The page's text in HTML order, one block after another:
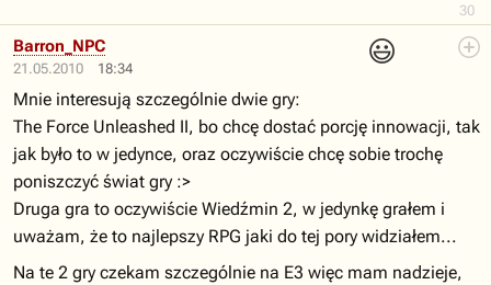
30
21.05.2010 18:34
😃
Barron_NPC
Mnie interesują szczególnie dwie gry:
The Force Unleashed II, bo chcę dostać porcję innowacji, tak
jak było to w jedynce, oraz oczywiście chcę sobie trochę
poniszczyć świat gry :>
Druga gra to oczywiście Wiedźmin 2, w jedynkę grałem i
uważam, że to najlepszy RPG jaki do tej pory widziałem...
Na te 2 gry czekam szczególnie na E3 więc mam nadzieje,